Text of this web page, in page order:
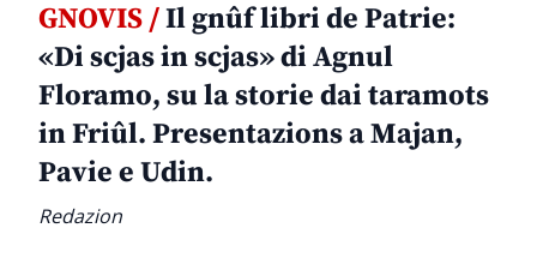
GNOVIS /Il gnûf libri de Patrie:
«Di scjas in scjas» di Agnul
Floramo, su la storie dai taramots
in Friûl. Presentazions a Majan,
Pavie e Udin.
Redazion